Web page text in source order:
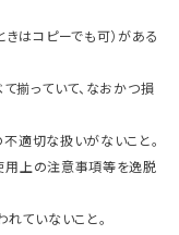
きはコピーでも可）がある
揃っていて、なおかつ損
適切な扱いがないこと。
用上の注意事項等を逸脱
ていないこと。